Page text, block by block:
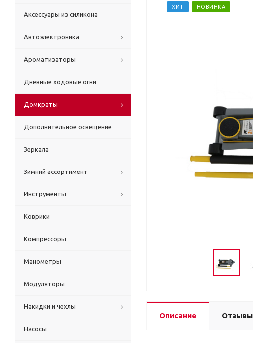
ХИТ НОВИНКА
Описание Отзывы
Аксессуары из силикона
Автоэлектроника
Ароматизаторы
Дневные ходовые огни
Домкраты
Дополнительное освещение
Зеркала
Зимний ассортимент
Инструменты
Коврики
Компрессоры
Манометры
Модуляторы
Накидки и чехлы
Насосы